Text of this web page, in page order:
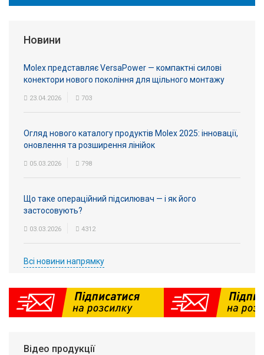
Новини
Molex представляє VersaPower — компактні силові
конектори нового покоління для щільного монтажу
23.04.2026 703
Огляд нового каталогу продуктів Molex 2025: інновації,
оновлення та розширення лінійок
05.03.2026 798
Що таке операційний підсилювач — і як його
застосовують?
03.03.2026 4312
Всі новини напрямку
Відео продукції